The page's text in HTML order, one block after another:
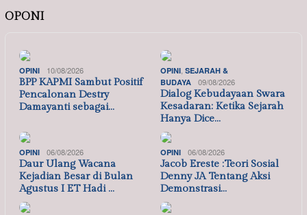
OPONI
OPINI 10/08/2026
BPP KAPMI Sambut Positif
Pencalonan Destry
Damayanti sebagai…
OPINI SEJARAH &
BUDAYA
09/08/2026
Dialog Kebudayaan Swara
Kesadaran: Ketika Sejarah
Hanya Dice…
OPINI 06/08/2026
Daur Ulang Wacana
Kejadian Besar di Bulan
Agustus I ET Hadi …
OPINI 06/08/2026
Jacob Ereste :Teori Sosial
Denny JA Tentang Aksi
Demonstrasi…